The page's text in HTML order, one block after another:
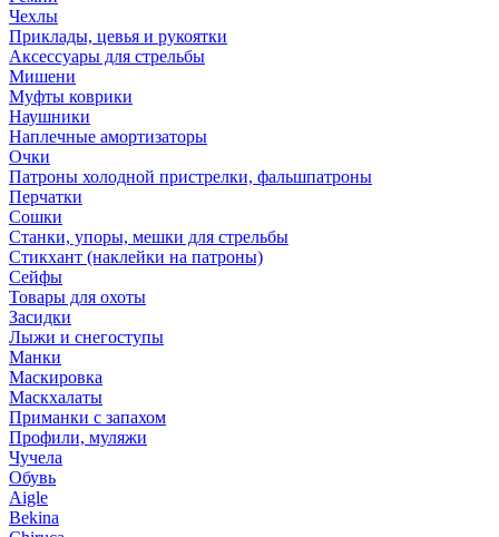
Чехлы
Приклады, цевья и рукоятки
Аксессуары для стрельбы
Мишени
Муфты коврики
Наушники
Наплечные амортизаторы
Очки
Патроны холодной пристрелки, фальшпатроны
Перчатки
Сошки
Станки, упоры, мешки для стрельбы
Стикхант (наклейки на патроны)
Сейфы
Товары для охоты
Засидки
Лыжи и снегоступы
Манки
Маскировка
Маскхалаты
Приманки с запахом
Профили, муляжи
Чучела
Обувь
Aigle
Bekina